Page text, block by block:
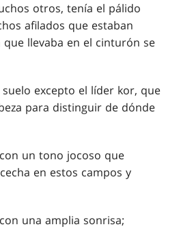
otros, tenía el pálido
afilados que estaban
llevaba en el cinturón se
excepto el líder kor, que
para distinguir de dónde
un tono jocoso que
en estos campos y
una amplia sonrisa;